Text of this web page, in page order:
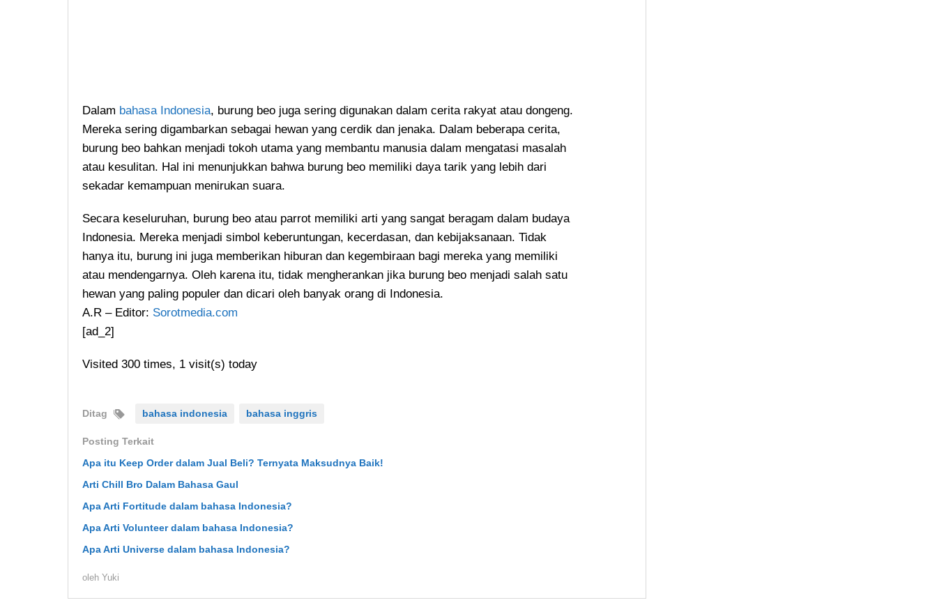
Dalam bahasa Indonesia, burung beo juga sering digunakan dalam cerita rakyat atau dongeng.
Mereka sering digambarkan sebagai hewan yang cerdik dan jenaka. Dalam beberapa cerita,
burung beo bahkan menjadi tokoh utama yang membantu manusia dalam mengatasi masalah
atau kesulitan. Hal ini menunjukkan bahwa burung beo memiliki daya tarik yang lebih dari
sekadar kemampuan menirukan suara.
Secara keseluruhan, burung beo atau parrot memiliki arti yang sangat beragam dalam budaya
Indonesia. Mereka menjadi simbol keberuntungan, kecerdasan, dan kebijaksanaan. Tidak
hanya itu, burung ini juga memberikan hiburan dan kegembiraan bagi mereka yang memiliki
atau mendengarnya. Oleh karena itu, tidak mengherankan jika burung beo menjadi salah satu
hewan yang paling populer dan dicari oleh banyak orang di Indonesia.
A.R – Editor: Sorotmedia.com
[ad_2]
Visited 300 times, 1 visit(s) today
Ditag bahasa indonesia bahasa inggris
Posting Terkait
Apa itu Keep Order dalam Jual Beli? Ternyata Maksudnya Baik!
Arti Chill Bro Dalam Bahasa Gaul
Apa Arti Fortitude dalam bahasa Indonesia?
Apa Arti Volunteer dalam bahasa Indonesia?
Apa Arti Universe dalam bahasa Indonesia?
oleh Yuki